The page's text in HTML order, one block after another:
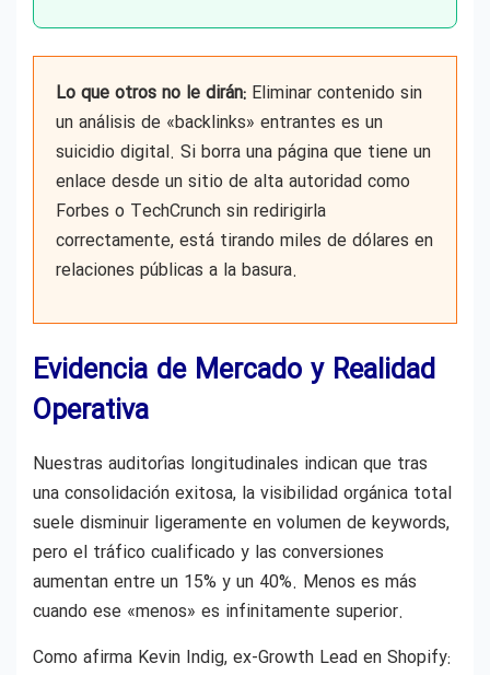
Lo que otros no le dirán: Eliminar contenido sin
un análisis de «backlinks» entrantes es un
suicidio digital. Si borra una página que tiene un
enlace desde un sitio de alta autoridad como
Forbes o TechCrunch sin redirigirla
correctamente, está tirando miles de dólares en
relaciones públicas a la basura.
Evidencia de Mercado y Realidad
Operativa
Nuestras auditorías longitudinales indican que tras
una consolidación exitosa, la visibilidad orgánica total
suele disminuir ligeramente en volumen de keywords,
pero el tráfico cualificado y las conversiones
aumentan entre un 15% y un 40%. Menos es más
cuando ese «menos» es infinitamente superior.
Como afirma Kevin Indig, ex-Growth Lead en Shopify: